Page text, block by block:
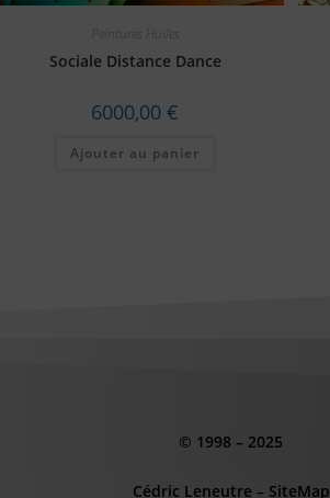
Peintures Huiles
Sociale Distance Dance
6000,00€
Ajouter au panier
© 1998 – 2025
Cédric Leneutre – SiteMap